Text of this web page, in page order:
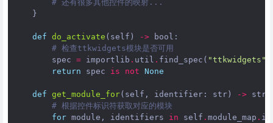
# 还有很多其他控件的映射...
}
def do_activate ( self ) -> bool :
# 检查ttkwidgets模块是否可用
spec = importlib . util . find_spec ( "ttkwidgets"
return
spec is not None
def get_module_for( self , identifier : str ) -> str
# 根据控件标识符获取对应的模块
for module , identifiers in self . module_map .